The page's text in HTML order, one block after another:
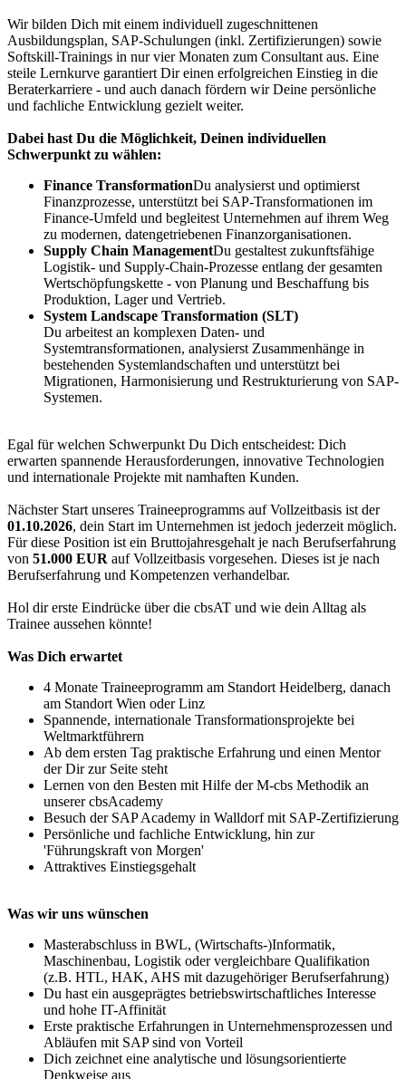
Wir bilden Dich mit einem individuell zugeschnittenen
Ausbildungsplan, SAP-Schulungen (inkl. Zertifizierungen) sowie
Softskill-Trainings in nur vier Monaten zum Consultant aus. Eine
steile Lernkurve garantiert Dir einen erfolgreichen Einstieg in die
Beraterkarriere - und auch danach fördern wir Deine persönliche
und fachliche Entwicklung gezielt weiter.
Dabei hast Du die Möglichkeit, Deinen individuellen
Schwerpunkt zu wählen:
Finance TransformationDu analysierst und optimierst
Finanzprozesse, unterstützt bei SAP-Transformationen im
Finance-Umfeld und begleitest Unternehmen auf ihrem Weg
zu modernen, datengetriebenen Finanzorganisationen.
Supply Chain ManagementDu gestaltest zukunftsfähige
Logistik- und Supply-Chain-Prozesse entlang der gesamten
Wertschöpfungskette - von Planung und Beschaffung bis
Produktion, Lager und Vertrieb.
System Landscape Transformation (SLT)
Du arbeitest an komplexen Daten- und
Systemtransformationen, analysierst Zusammenhänge in
bestehenden Systemlandschaften und unterstützt bei
Migrationen, Harmonisierung und Restrukturierung von SAP-
Systemen.
Egal für welchen Schwerpunkt Du Dich entscheidest: Dich
erwarten spannende Herausforderungen, innovative Technologien
und internationale Projekte mit namhaften Kunden.
Nächster Start unseres Traineeprogramms auf Vollzeitbasis ist der
01.10.2026, dein Start im Unternehmen ist jedoch jederzeit möglich.
Für diese Position ist ein Bruttojahresgehalt je nach Berufserfahrung
von 51.000 EUR auf Vollzeitbasis vorgesehen. Dieses ist je nach
Berufserfahrung und Kompetenzen verhandelbar.
Hol dir erste Eindrücke über die cbsAT und wie dein Alltag als
Trainee aussehen könnte!
Was Dich erwartet
4 Monate Traineeprogramm am Standort Heidelberg, danach
am Standort Wien oder Linz
Spannende, internationale Transformationsprojekte bei
Weltmarktführern
Ab dem ersten Tag praktische Erfahrung und einen Mentor
der Dir zur Seite steht
Lernen von den Besten mit Hilfe der M-cbs Methodik an
unserer cbsAcademy
Besuch der SAP Academy in Walldorf mit SAP-Zertifizierung
Persönliche und fachliche Entwicklung, hin zur
'Führungskraft von Morgen'
Attraktives Einstiegsgehalt
Was wir uns wünschen
Masterabschluss in BWL, (Wirtschafts-)Informatik,
Maschinenbau, Logistik oder vergleichbare Qualifikation
(z.B. HTL, HAK, AHS mit dazugehöriger Berufserfahrung)
Du hast ein ausgeprägtes betriebswirtschaftliches Interesse
und hohe IT-Affinität
Erste praktische Erfahrungen in Unternehmensprozessen und
Abläufen mit SAP sind von Vorteil
Dich zeichnet eine analytische und lösungsorientierte
Denkweise aus